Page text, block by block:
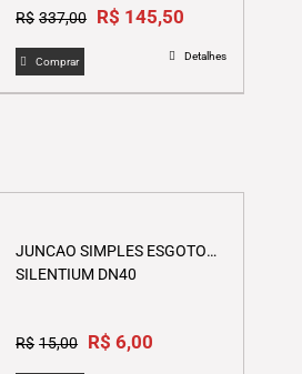
R$ 337,00
Original
R$337,00.
R$ 145,50
is:
R$145,50.
Comprar Detalhes
JUNCAO SIMPLES ESGOTO
SILENTIUM DN40
R$ 15,00
Original
R$ 6,00